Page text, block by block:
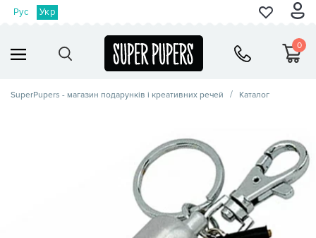
Рус Укр
0
SuperPupers - магазин подарунків і креативних речей Каталог